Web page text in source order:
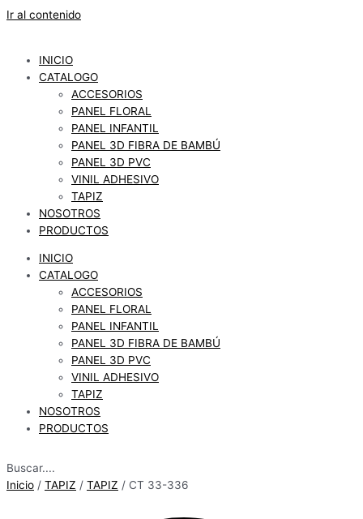
Ir al contenido
INICIO
CATALOGO
ACCESORIOS
PANEL FLORAL
PANEL INFANTIL
PANEL 3D FIBRA DE BAMBÚ
PANEL 3D PVC
VINIL ADHESIVO
TAPIZ
NOSOTROS
PRODUCTOS
INICIO
CATALOGO
ACCESORIOS
PANEL FLORAL
PANEL INFANTIL
PANEL 3D FIBRA DE BAMBÚ
PANEL 3D PVC
VINIL ADHESIVO
TAPIZ
NOSOTROS
PRODUCTOS
Buscar....
Inicio / TAPIZ / TAPIZ / CT 33-336